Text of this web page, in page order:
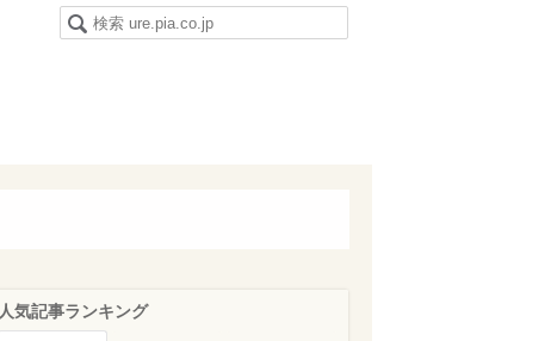
人気記事ランキング